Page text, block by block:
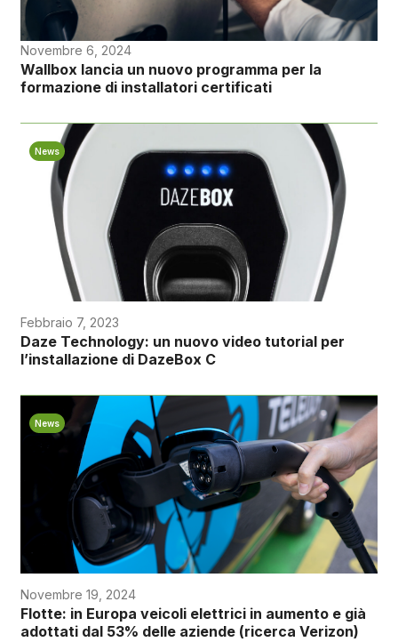
Novembre 6, 2024
Wallbox lancia un nuovo programma per la
formazione di installatori certificati
News
Febbraio 7, 2023
Daze Technology: un nuovo video tutorial per
l’installazione di DazeBox C
News
Novembre 19, 2024
Flotte: in Europa veicoli elettrici in aumento e già
adottati dal 53% delle aziende (ricerca Verizon)